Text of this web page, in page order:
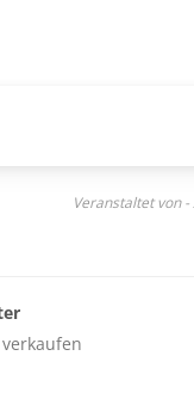
Veranstaltet von